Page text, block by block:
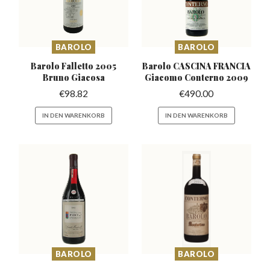
BAROLO
Barolo Falletto 2005
Bruno Giacosa
€98.82
IN DEN WARENKORB
BAROLO
Barolo CASCINA FRANCIA
Giacomo Conterno 2009
€490.00
IN DEN WARENKORB
BAROLO BAROLO